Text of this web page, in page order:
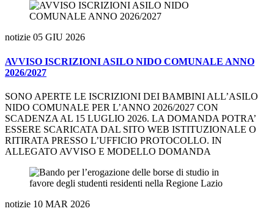
notizie 05 GIU 2026
AVVISO ISCRIZIONI ASILO NIDO COMUNALE ANNO
2026/2027
SONO APERTE LE ISCRIZIONI DEI BAMBINI ALL’ASILO
NIDO COMUNALE PER L’ANNO 2026/2027 CON
SCADENZA AL 15 LUGLIO 2026. LA DOMANDA POTRA’
ESSERE SCARICATA DAL SITO WEB ISTITUZIONALE O
RITIRATA PRESSO L’UFFICIO PROTOCOLLO. IN
ALLEGATO AVVISO E MODELLO DOMANDA
notizie 10 MAR 2026